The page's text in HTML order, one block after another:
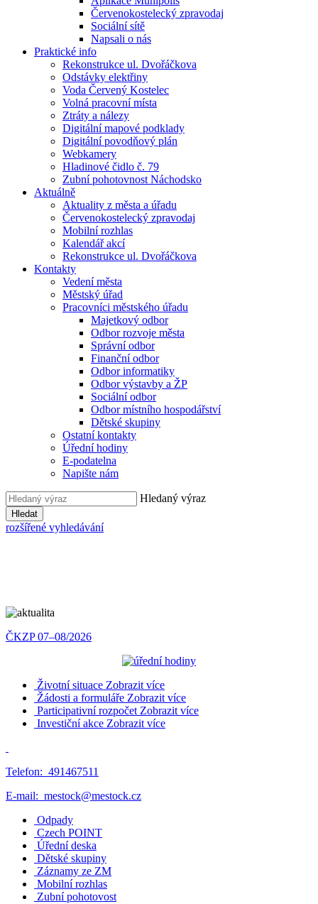
Červenokostelecký zpravodaj
Sociální sítě
Napsali o nás
Praktické info
Rekonstrukce ul. Dvořáčkova
Odstávky elektřiny
Voda Červený Kostelec
Volná pracovní místa
Ztráty a nálezy
Digitální mapové podklady
Digitální povodňový plán
Webkamery
Hladinové čidlo č. 79
Zubní pohotovnost Náchodsko
Aktuálně
Aktuality z města a úřadu
Červenokostelecký zpravodaj
Mobilní rozhlas
Kalendář akcí
Rekonstrukce ul. Dvořáčkova
Kontakty
Vedení města
Městský úřad
Pracovníci městského úřadu
Majetkový odbor
Odbor rozvoje města
Správní odbor
Finanční odbor
Odbor informatiky
Odbor výstavby a ŽP
Sociální odbor
Odbor místního hospodářství
Dětské skupiny
Ostatní kontakty
Úřední hodiny
E-podatelna
Napište nám
Hledaný výraz
Hledat
rozšířené vyhledávání
ČKZP 07–08/2026
Životní situace Zobrazit více
Žádosti a formuláře Zobrazit více
Participativní rozpočet Zobrazit více
Investiční akce Zobrazit více
Telefon: 491467511
E-mail: mestock@mestock.cz
Odpady
Czech POINT
Úřední deska
Dětské skupiny
Záznamy ze ZM
Mobilní rozhlas
Zubní pohotovost